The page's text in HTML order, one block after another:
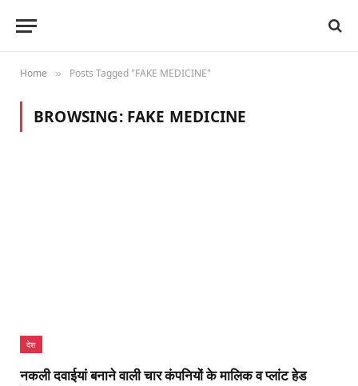
Home » Posts Tagged "FAKE MEDICINE"
BROWSING: FAKE MEDICINE
देश
नकली दवाईयां बनाने वाली चार कंपनियों के मालिक व प्लांट हेड